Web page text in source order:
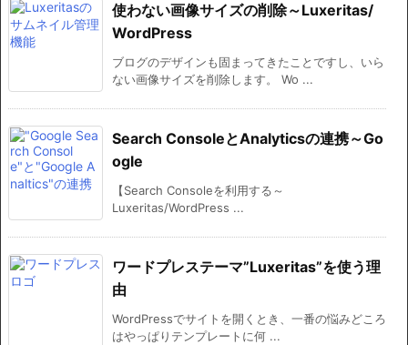
使わない画像サイズの削除～Luxeritas/
WordPress
ブログのデザインも固まってきたことですし、いら
ない画像サイズを削除します。 Wo ...
Search ConsoleとAnalyticsの連携～Go
ogle
【Search Consoleを利用する～
Luxeritas/WordPress ...
ワードプレステーマ”Luxeritas”を使う理
由
WordPressでサイトを開くとき、一番の悩みどころ
はやっぱりテンプレートに何 ...